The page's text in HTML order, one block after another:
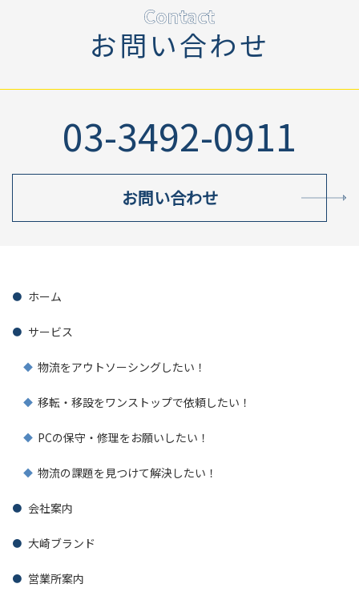
お問い合わせ
03-3492-0911
お問い合わせ
ホーム
サービス
物流をアウトソーシングしたい！
移転・移設をワンストップで依頼したい！
PCの保守・修理をお願いしたい！
物流の課題を見つけて解決したい！
会社案内
大崎ブランド
営業所案内